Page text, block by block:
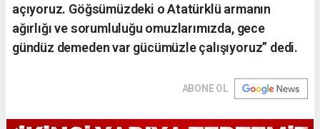
açıyoruz. Göğsümüzdeki o Atatürklü armanın
ağırlığı ve sorumluluğu omuzlarımızda, gece
gündüz demeden var gücümüzle çalışıyoruz” dedi.
ABONE OL